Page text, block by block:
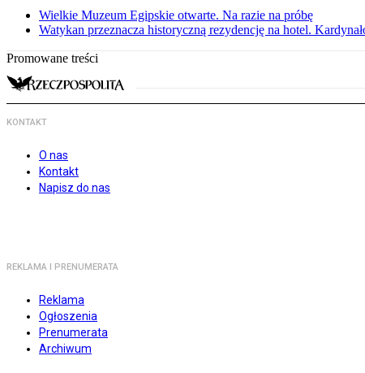
Wielkie Muzeum Egipskie otwarte. Na razie na próbę
Watykan przeznacza historyczną rezydencję na hotel.
Promowane treści
KONTAKT
O nas
Kontakt
Napisz do nas
REKLAMA I PRENUMERATA
Reklama
Ogłoszenia
Prenumerata
Archiwum